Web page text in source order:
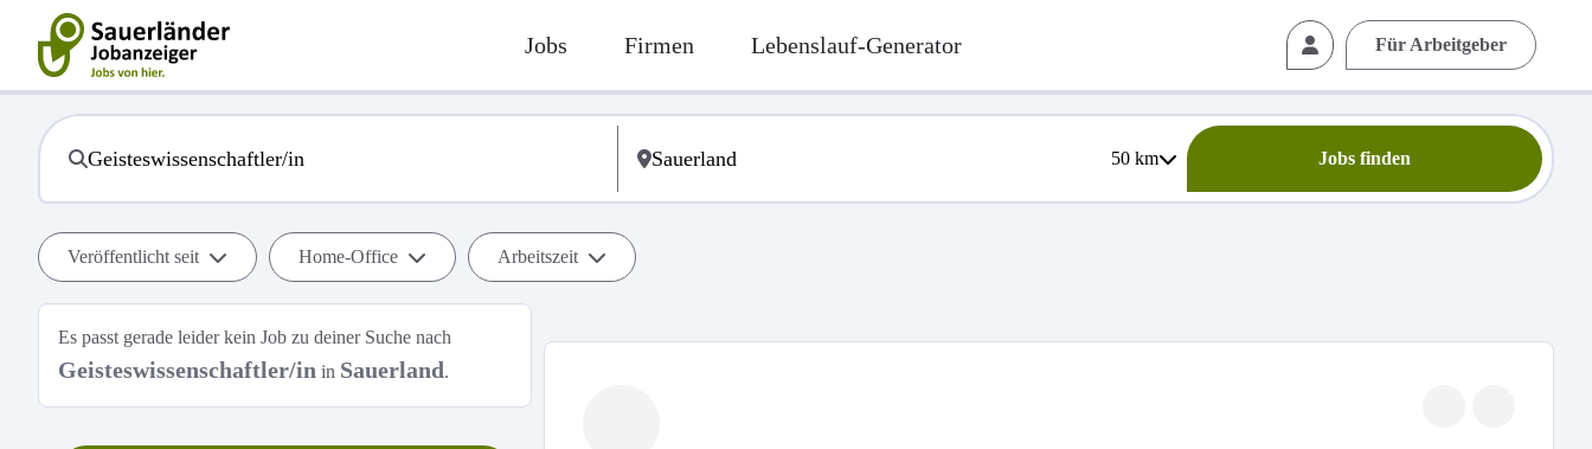
Jobs Firmen Lebenslauf-Generator Für Arbeitgeber
50km Jobs finden
Veröffentlicht seit Home-Office Arbeitszeit
Es passt gerade leider kein Job zu deiner Suche nach
Geisteswissenschaftler/in in Sauerland.